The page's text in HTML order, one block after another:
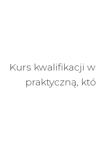
Kurs kwalifikacji
praktyczną,